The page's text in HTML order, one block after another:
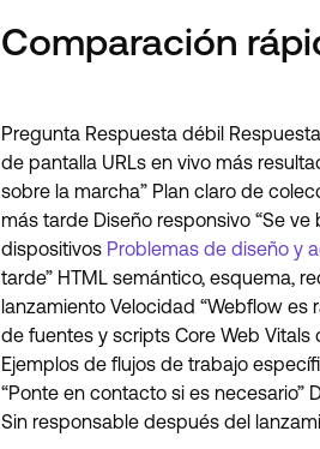
Comparación
Pregunta Respuesta débil
de pantalla URLs en vivo más
sobre la marcha” Plan claro de
más tarde Diseño responsivo “Se ve
dispositivos Problemas de diseño y
tarde” HTML semántico, esquema,
lanzamiento Velocidad “Webflow es
de fuentes y scripts Core Web
Ejemplos de flujos de trabajo
“Ponte en contacto si es necesario”
Sin responsable después del